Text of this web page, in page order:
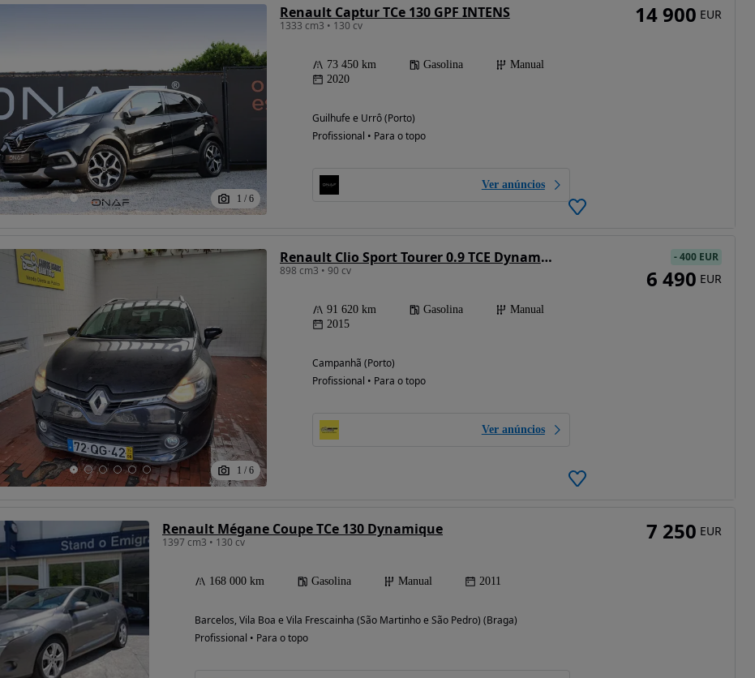
1 / 6
Renault Captur TCe 130 GPF INTENS
1333 cm3 • 130 cv
73 450 km Gasolina
Manual
2020
Guilhufe e Urrô (Porto)
Profissional • Para o topo
Ver anúncios
14 900 EUR
1 / 6
Renault Clio Sport Tourer 0.9 TCE Dynamique S
898 cm3 • 90 cv
91 620 km Gasolina
Manual
2015
Campanhã (Porto)
Profissional • Para o topo
Ver anúncios
-400 EUR
6 490 EUR
Renault Mégane Coupe TCe 130 Dynamique
1397 cm3 • 130 cv
168 000 km Gasolina Manual 2011
Barcelos, Vila Boa e Vila Frescainha (São Martinho e São Pedro) (Braga)
Profissional • Para o topo
7 250 EUR